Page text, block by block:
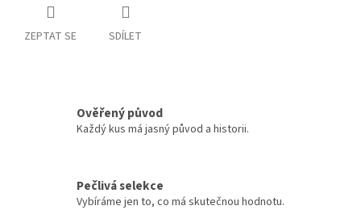
ZEPTAT SE SDÍLET
Ověřený původ
Každý kus má jasný původ a historii.
Pečlivá selekce
Vybíráme jen to, co má skutečnou hodnotu.